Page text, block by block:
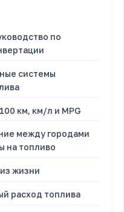
по
системы
км, км/л и MPG
между городами
на топливо
жизни
расход топлива